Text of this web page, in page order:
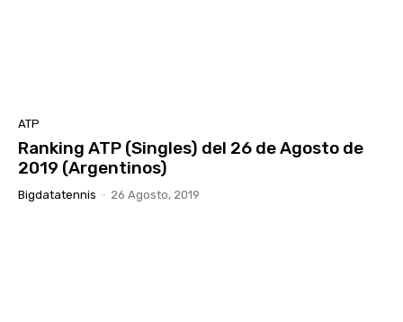
ATP
Ranking ATP (Singles) del 26 de Agosto de
2019 (Argentinos)
Bigdatatennis - 26 Agosto, 2019